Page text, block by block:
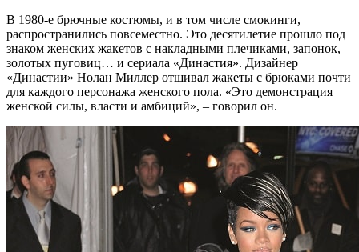
В 1980-е брючные костюмы, и в том числе смокинги,
распространились повсеместно. Это десятилетие прошло под
знаком женских жакетов с накладными плечиками, запонок,
золотых пуговиц… и сериала «Династия». Дизайнер
«Династии» Нолан Миллер отшивал жакеты с брюками почти
для каждого персонажа женского пола. «Это демонстрация
женской силы, власти и амбиций», – говорил он.